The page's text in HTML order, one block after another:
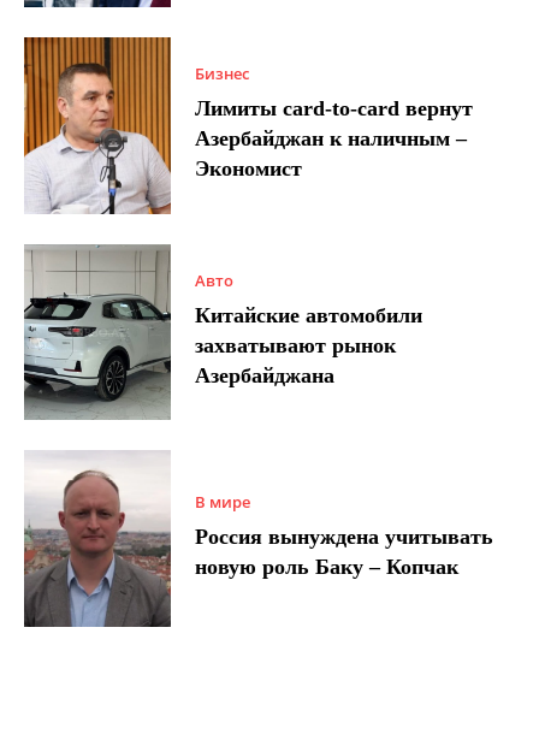
Бизнес
Лимиты card-to-card вернут
Азербайджан к наличным –
Экономист
Авто
Китайские автомобили
захватывают рынок
Азербайджана
В мире
Россия вынуждена учитывать
новую роль Баку – Копчак